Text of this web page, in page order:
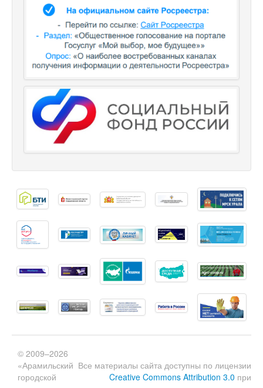
Все материалы сайта доступны по лицензии
Creative Commons Attribution 3.0 при
© 2009–2026
«Арамильский
городской